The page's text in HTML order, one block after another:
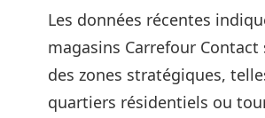
Les données récentes
magasins Carrefour Contact
des zones stratégiques,
quartiers résidentiels ou